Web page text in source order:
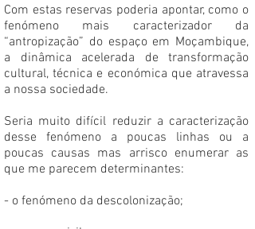
Com estas reservas poderia apontar, como o
fenómeno mais caracterizador da
“antropização” do espaço em Moçambique,
a dinâmica acelerada de transformação
cultural, técnica e económica que atravessa
a nossa sociedade.
Seria muito difícil reduzir a caracterização
desse fenómeno a poucas linhas ou a
poucas causas mas arrisco enumerar as
que me parecem determinantes:
- o fenómeno da descolonização;